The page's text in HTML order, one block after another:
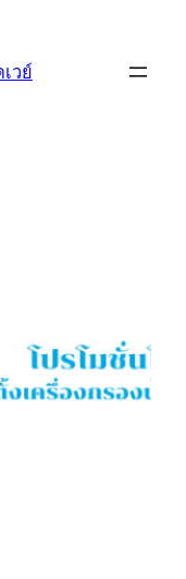
วย์